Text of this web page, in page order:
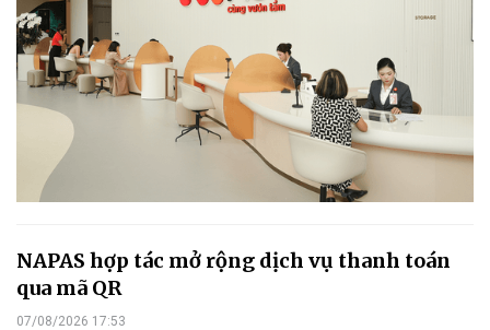
NAPAS hợp tác mở rộng dịch vụ thanh toán
qua mã QR
07/08/2026 17:53